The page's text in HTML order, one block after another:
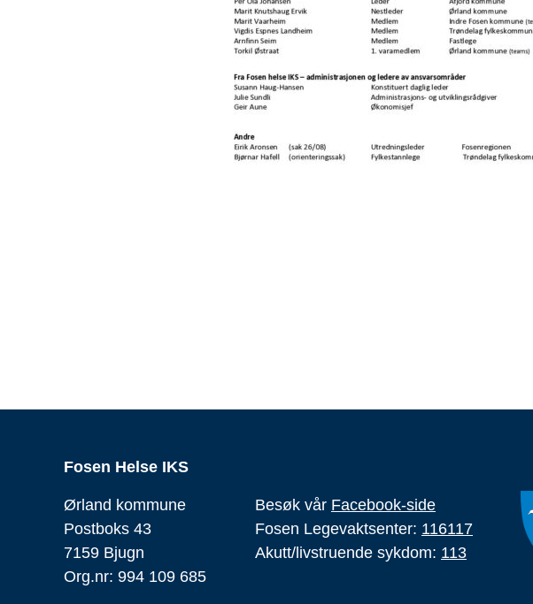
Fosen Helse IKS
Ørland kommune
Postboks 43
7159 Bjugn
Org.nr: 994 109 685
Besøk vår Facebook-side
Fosen Legevaktsenter: 116117
Akutt/livstruende sykdom: 113